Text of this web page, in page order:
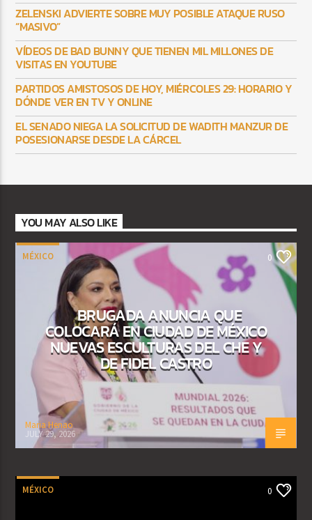
ZELENSKI ADVIERTE SOBRE MUY POSIBLE ATAQUE RUSO
“MASIVO”
VÍDEOS DE BAD BUNNY QUE TIENEN MIL MILLONES DE
VISITAS EN YOUTUBE
PARTIDOS AMISTOSOS DE HOY, MIÉRCOLES 29: HORARIO Y
DÓNDE VER EN TV Y ONLINE
EL SENADO NIEGA LA SOLICITUD DE WADITH MANZUR DE
POSESIONARSE DESDE LA CÁRCEL
YOU MAY ALSO LIKE
MÉXICO 0
BRUGADA ANUNCIA QUE
COLOCARÁ EN CIUDAD DE MÉXICO
NUEVAS ESCULTURAS DEL CHE Y
DE FIDEL CASTRO
Maria Henao
JULY 29, 2026
MÉXICO 0